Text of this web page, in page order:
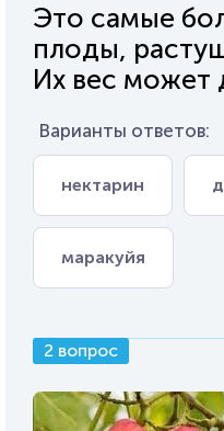
Это самые
плоды,
Их вес может
Варианты ответов:
нектарин
маракуйя
2 вопрос